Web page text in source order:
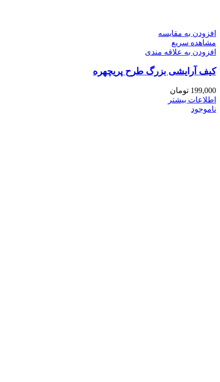
افزودن به مقایسه
مشاهده سریع
افزودن به علاقه مندی
کیف آرایشی بزرگ طرح پریچهره
199,000 تومان
اطلاعات بیشتر
ناموجود